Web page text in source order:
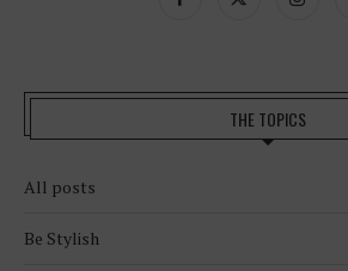
THE TOPICS
All posts
Be Stylish